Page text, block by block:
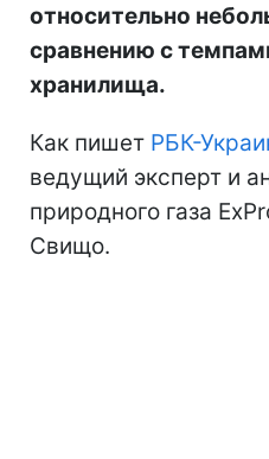
относительно
сравнению с
хранилища.
Как пишет РБК-
ведущий эксперт и
природного газа
Свищо.